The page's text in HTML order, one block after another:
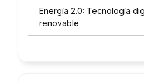
Energía 2.0: Tecnología
renovable